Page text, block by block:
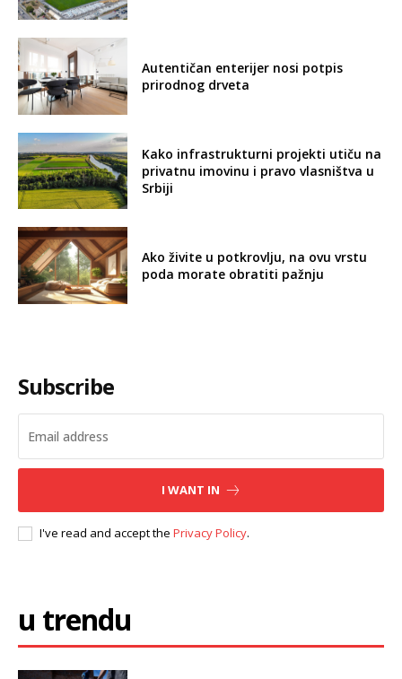
Autentičan enterijer nosi potpis
prirodnog drveta
Kako infrastrukturni projekti utiču na
privatnu imovinu i pravo vlasništva u
Srbiji
Ako živite u potkrovlju, na ovu vrstu
poda morate obratiti pažnju
Subscribe
I WANT IN
I've read and accept the Privacy Policy.
u trendu